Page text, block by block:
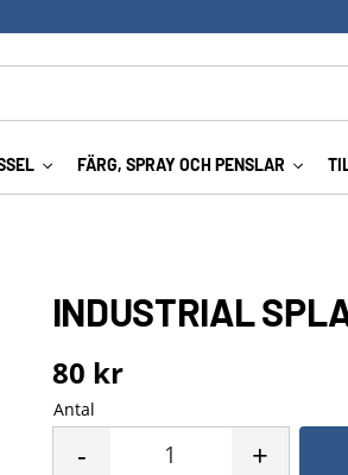
FÄRG, SPRAY OCH PENSLAR
INDUSTRIAL
80 kr
Antal
+
-